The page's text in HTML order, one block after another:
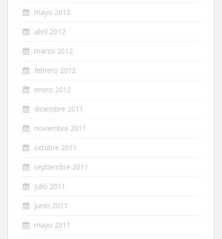
mayo 2012
abril 2012
marzo 2012
febrero 2012
enero 2012
diciembre 2011
noviembre 2011
octubre 2011
septiembre 2011
julio 2011
junio 2011
mayo 2011